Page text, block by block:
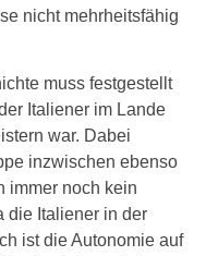
nicht mehrheitsfähig
muss festgestellt
Italiener im Lande
war. Dabei
inzwischen ebenso
immer noch kein
die Italiener in der
ist die Autonomie auf